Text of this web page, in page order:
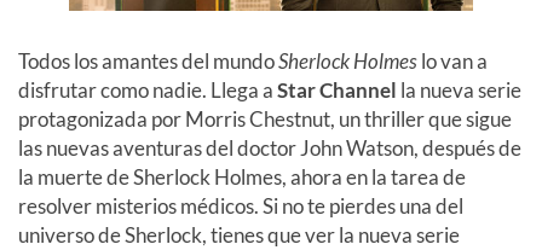
Todos los amantes del mundoSherlock Holmeslo van a
disfrutar como nadie. Llega aStar Channel la nueva serie
protagonizada por Morris Chestnut, un thriller que sigue
las nuevas aventuras del doctor John Watson, después de
la muerte de Sherlock Holmes, ahora en la tarea de
resolver misterios médicos. Si no te pierdes una del
universo de Sherlock, tienes que ver la nueva serie